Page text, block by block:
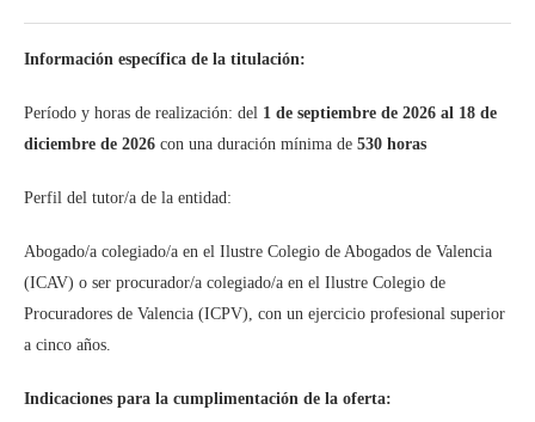
Información específica de la titulación:
Período y horas de realización: del 1 de septiembre de 2026 al 18 de
diciembre de 2026 con una duración mínima de 530 horas
Perfil del tutor/a de la entidad:
Abogado/a colegiado/a en el Ilustre Colegio de Abogados de Valencia
(ICAV) o ser procurador/a colegiado/a en el Ilustre Colegio de
Procuradores de Valencia (ICPV), con un ejercicio profesional superior
a cinco años.
Indicaciones para la cumplimentación de la oferta: